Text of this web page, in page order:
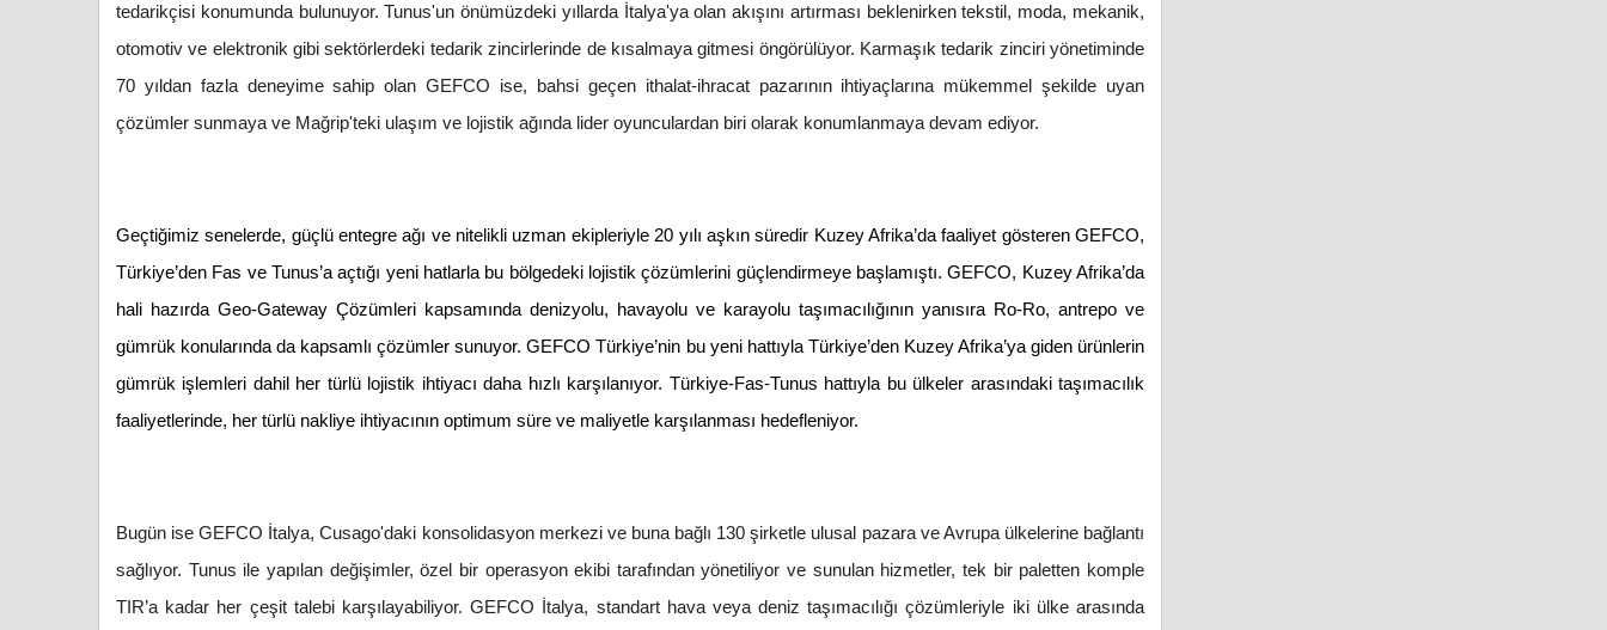
tedarikçisi konumunda bulunuyor. Tunus'un önümüzdeki yıllarda İtalya'ya olan akışını artırması beklenirken tekstil, moda, mekanik,
otomotiv ve elektronik gibi sektörlerdeki tedarik zincirlerinde de kısalmaya gitmesi öngörülüyor. Karmaşık tedarik zinciri yönetiminde
70 yıldan fazla deneyime sahip olan GEFCO ise, bahsi geçen ithalat-ihracat pazarının ihtiyaçlarına mükemmel şekilde uyan
çözümler sunmaya ve Mağrip'teki ulaşım ve lojistik ağında lider oyunculardan biri olarak konumlanmaya devam ediyor.
Geçtiğimiz senelerde, güçlü entegre ağı ve nitelikli uzman ekipleriyle 20 yılı aşkın süredir Kuzey Afrika’da faaliyet gösteren GEFCO,
Türkiye’den Fas ve Tunus’a açtığı yeni hatlarla bu bölgedeki lojistik çözümlerini güçlendirmeye başlamıştı. GEFCO, Kuzey Afrika’da
hali hazırda Geo-Gateway Çözümleri kapsamında denizyolu, havayolu ve karayolu taşımacılığının yanısıra Ro-Ro, antrepo ve
gümrük konularında da kapsamlı çözümler sunuyor. GEFCO Türkiye’nin bu yeni hattıyla Türkiye’den Kuzey Afrika’ya giden ürünlerin
gümrük işlemleri dahil her türlü lojistik ihtiyacı daha hızlı karşılanıyor. Türkiye-Fas-Tunus hattıyla bu ülkeler arasındaki taşımacılık
faaliyetlerinde, her türlü nakliye ihtiyacının optimum süre ve maliyetle karşılanması hedefleniyor.
Bugün ise GEFCO İtalya, Cusago'daki konsolidasyon merkezi ve buna bağlı 130 şirketle ulusal pazara ve Avrupa ülkelerine bağlantı
sağlıyor. Tunus ile yapılan değişimler, özel bir operasyon ekibi tarafından yönetiliyor ve sunulan hizmetler, tek bir paletten komple
TIR’a kadar her çeşit talebi karşılayabiliyor. GEFCO İtalya, standart hava veya deniz taşımacılığı çözümleriyle iki ülke arasında